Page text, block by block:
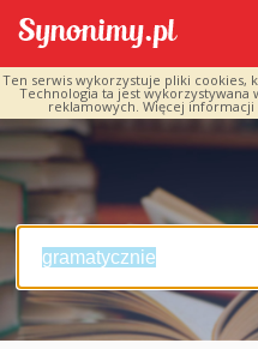
Ten serwis wykorzystuje pliki cookies,
Technologia ta jest wykorzystywana
reklamowych. Więcej informacji